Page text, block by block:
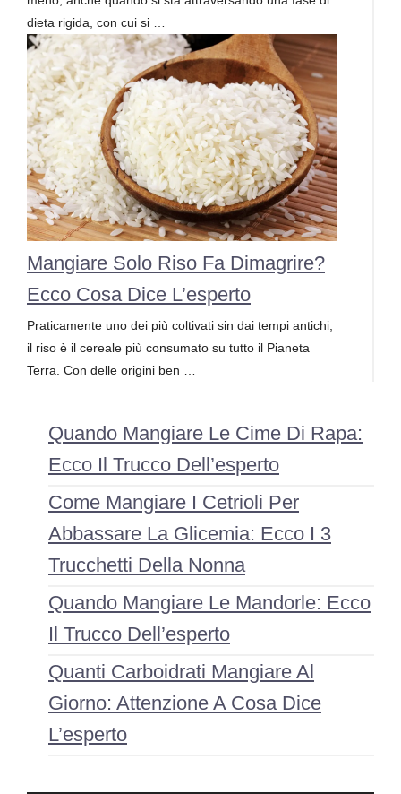
dieta rigida, con cui si …
Mangiare Solo Riso Fa Dimagrire?
Ecco Cosa Dice L’esperto
Praticamente uno dei più coltivati sin dai tempi antichi,
il riso è il cereale più consumato su tutto il Pianeta
Terra. Con delle origini ben …
Quando Mangiare Le Cime Di Rapa:
Ecco Il Trucco Dell’esperto
Come Mangiare I Cetrioli Per
Abbassare La Glicemia: Ecco I 3
Trucchetti Della Nonna
Quando Mangiare Le Mandorle: Ecco
Il Trucco Dell’esperto
Quanti Carboidrati Mangiare Al
Giorno: Attenzione A Cosa Dice
L’esperto